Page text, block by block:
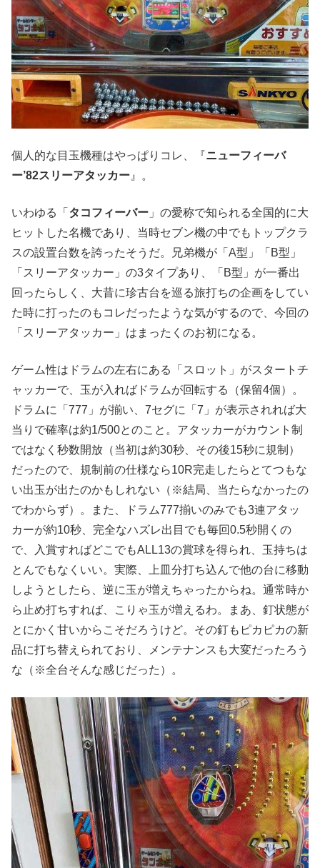
個人的な目玉機種はやっぱりコレ、『ニューフィーバ
ー’82スリーアタッカー 』。
いわゆる「 タコフィーバー 」の愛称で知られる全国的に大
ヒットした名機であり、当時セブン機の中でもトップクラ
スの設置台数を誇ったそうだ。兄弟機が「A型」「B型」
「スリーアタッカー」の3タイプあり、「B型」が一番出
回ったらしく、大昔に珍古台を巡る旅打ちの企画をしてい
た時に打ったのもコレだったような気がするので、今回の
「スリーアタッカー」はまったくのお初になる。
ゲーム性はドラムの左右にある「スロット」がスタートチ
ャッカーで、玉が入ればドラムが回転する（保留4個）。
ドラムに「777」が揃い、7セグに「7」が表示されれば大
当りで確率は約1/500とのこと。アタッカーがカウント制
ではなく秒数開放（当初は約30秒、その後15秒に規制）
だったので、規制前の仕様なら10R完走したらとてつもな
い出玉が出たのかもしれない（※結局、当たらなかったの
でわからず）。また、ドラム777揃いのみでも3連アタッ
カーが約10秒、完全なハズレ出目でも毎回0.5秒開くの
で、入賞すればどこでもALL13の賞球を得られ、玉持ちは
とんでもなくいい。実際、上皿分打ち込んで他の台に移動
しようとしたら、逆に玉が増えちゃったからね。通常時か
ら止め打ちすれば、こりゃ玉が増えるわ。まあ、釘状態が
とにかく甘いからこそだろうけど。その釘もピカピカの新
品に打ち替えられており、メンテナンスも大変だったろう
な（※全台そんな感じだった）。